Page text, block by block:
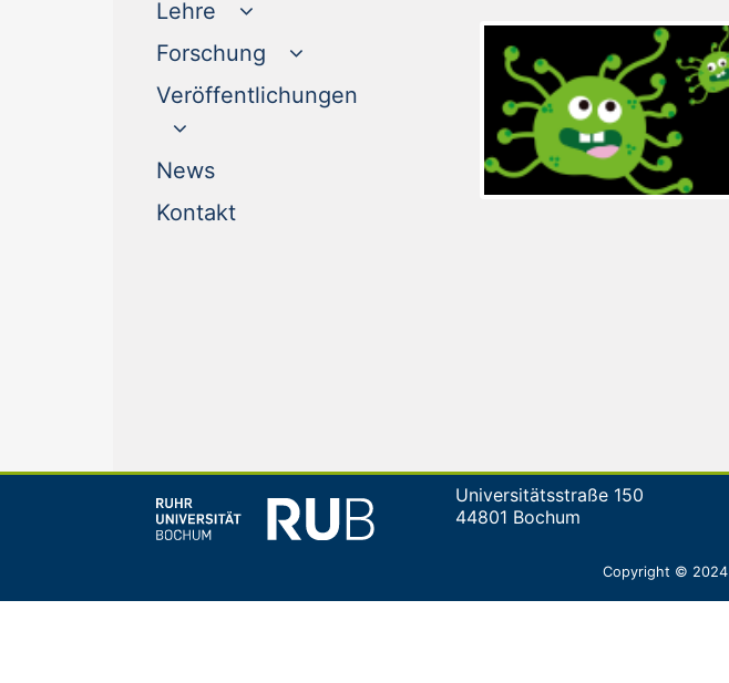
Lehre
Forschung
Veröffentlichungen
News(current)
Kontakt(current)
Universitätsstraße 150
44801 Bochum
Copyright © 2024